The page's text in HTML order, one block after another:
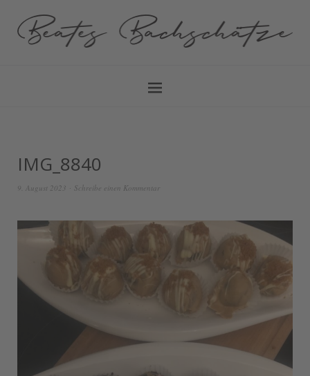
IMG_8840
9. August 2023 Schreibe einen Kommentar